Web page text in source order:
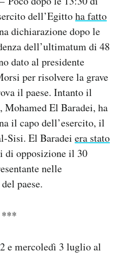
dell’Egittoha fatto
dichiarazione dopo le
dell’ultimatum di 48
dato al presidente
per risolvere la grave
il paese. Intanto il
Mohamed El Baradei, ha
il capo dell’esercito, il
Sisi. El Baradei era stato
di opposizione il 30
nelle
paese.
***
e mercoledì 3 luglio al